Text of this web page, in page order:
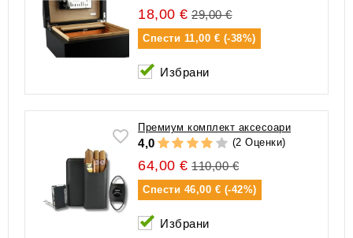
18,00 € 29,00 €
Спести 11,00 € (-38%)
Избрани
Премиум комплект аксесоари
4,0 (2 Оценки)
64,00 € 110,00 €
Спести 46,00 € (-42%)
Избрани